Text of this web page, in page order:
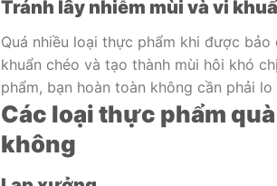
Tránh lây nhiễm mùi và vi
Quá nhiều loại thực phẩm khi được
khuẩn chéo và tạo thành mùi hôi khó
phẩm, bạn hoàn toàn không cần phải
Các loại thực phẩm
không